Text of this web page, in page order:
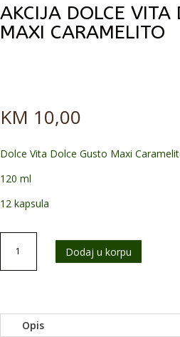
AKCIJA DOLCE VITA
MAXI CARAMELITO
KM 10,00
Dolce Vita Dolce Gusto Maxi
120 ml
12 kapsula
Dolce
Vita
Maxi
Caramelito
Dodaj u korpu
Opis